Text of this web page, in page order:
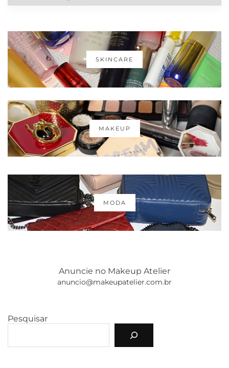
SKINCARE
MAKEUP
MODA
Anuncie no Makeup Atelier
anuncio@makeupatelier.com.br
Pesquisar